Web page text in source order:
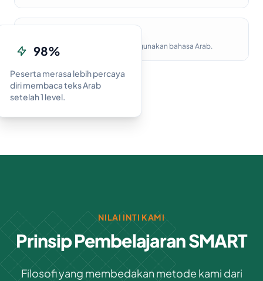
98%
Peserta merasa lebih percaya
diri membaca teks Arab
setelah 1 level.
Melatih lidah untuk aktif menggunakan bahasa Arab.
NILAI INTI KAMI
Prinsip Pembelajaran SMART
Filosofi yang membedakan metode kami dari